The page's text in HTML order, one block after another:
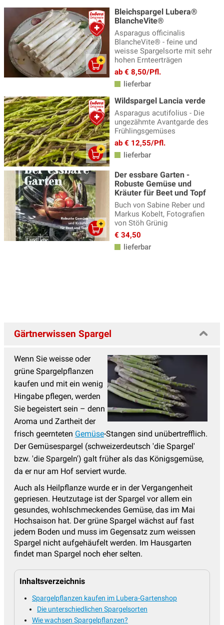
Rhabarber
Spargel(5)
Strauchbasilikum(8)
Süssholz(2)
Süsskartoffel Pflanzen(15)
Teepflanzen, Gewürzpflanzen(32)
Tomatenpflanzen(46)
Tomatillo (3)
Yacon
(2)
Zucchini / Zucchetti (6)
Zuckermais(8)
Zwiebelpflanzen, Lauchpflanzen
Bleichspargel Lubera®
BlancheVite®
Asparagus officinalis
BlancheVite® - feine und
weisse Spargelsorte mit sehr
hohen Ernteerträgen
ab € 8,50/Pfl.
lieferbar
Wildspargel Lancia verde
Asparagus acutifolius - Die
ungezähmte Avantgarde des
Frühlingsgemüses
ab € 12,55/Pfl.
lieferbar
Der essbare Garten -
Robuste Gemüse und
Kräuter für Beet und Topf
Buch von Sabine Reber und
Markus Kobelt, Fotografien
von Stöh Grünig
€ 34,50
lieferbar
Gärtnerwissen Spargel
Wenn Sie weisse oder
grüne Spargelpflanzen
kaufen und mit ein wenig
Hingabe pflegen, werden
Sie begeistert sein – denn
Aroma und Zartheit der
frisch geernteten Gemüse-Stangen sind unübertrefflich.
Der Gemüsespargel (schweizerdeutsch 'die Spargel'
bzw. 'die Spargeln') galt früher als das Königsgemüse,
da er nur am Hof serviert wurde.
Auch als Heilpflanze wurde er in der Vergangenheit
gepriesen. Heutzutage ist der Spargel vor allem ein
gesundes, wohlschmeckendes Gemüse, das im Mai
Hochsaison hat. Der grüne Spargel wächst auf fast
jedem Boden und muss im Gegensatz zum weissen
Spargel nicht aufgehäufelt werden. Im Hausgarten
findet man Spargel noch eher selten.
Inhaltsverzeichnis
Spargelpflanzen kaufen im Lubera-Gartenshop
Die unterschiedlichen Spargelsorten
Wie wachsen Spargelpflanzen?